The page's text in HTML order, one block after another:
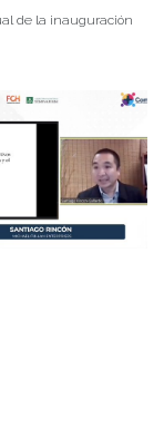
de la inauguración